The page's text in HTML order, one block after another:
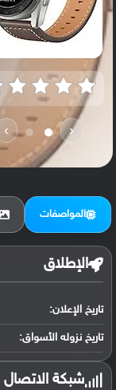
‹
›
المواصفات
الإطلاق
تاريخ الإعلان:
تاريخ نزوله الأسواق:
شبكة الاتصال